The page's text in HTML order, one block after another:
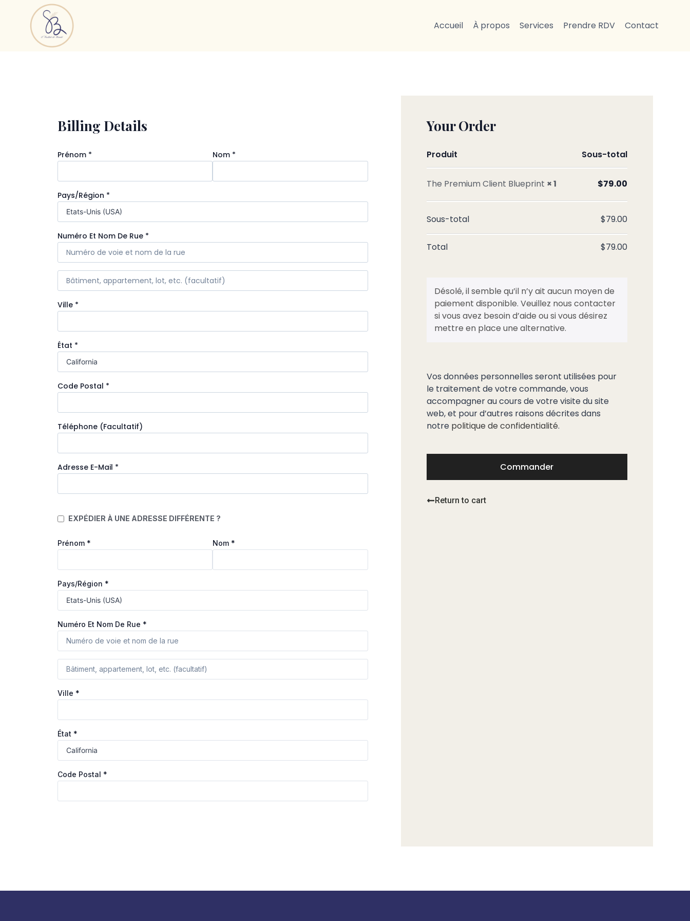
Accueil À propos Services Prendre RDV Contact
Billing Details
Prénom * Nom *
Pays/région *
Numéro Et Nom De Rue *
Ville *
État *
Code Postal *
Téléphone (facultatif)
Adresse E-Mail *
EXPÉDIER À UNE ADRESSE DIFFÉRENTE ?
Prénom * Nom *
Pays/région *
Numéro Et Nom De Rue *
Ville *
État *
Code Postal *
Your Order
Produit Sous-total
The Premium Client Blueprint × 1 $79.00
Sous-total $79.00
Total $79.00
Désolé, il semble qu’il n’y ait aucun moyen de
paiement disponible. Veuillez nous contacter
si vous avez besoin d’aide ou si vous désirez
mettre en place une alternative.
Vos données personnelles seront utilisées pour
le traitement de votre commande, vous
accompagner au cours de votre visite du site
web, et pour d’autres raisons décrites dans
notre politique de confidentialité.
Commander
Return to cart